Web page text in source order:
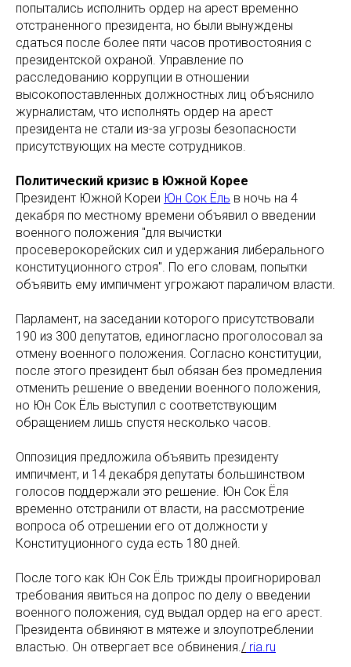
попытались исполнить ордер на арест временно
отстраненного президента, но были вынуждены
сдаться после более пяти часов противостояния с
президентской охраной. Управление по
расследованию коррупции в отношении
высокопоставленных должностных лиц объяснило
журналистам, что исполнять ордер на арест
президента не стали из-за угрозы безопасности
присутствующих на месте сотрудников.
Политический кризис в Южной Корее
Президент Южной Кореи Юн Сок Ёль в ночь на 4
декабря по местному времени объявил о введении
военного положения "для вычистки
просеверокорейских сил и удержания либерального
конституционного строя". По его словам, попытки
объявить ему импичмент угрожают параличом власти.
Парламент, на заседании которого присутствовали
190 из 300 депутатов, единогласно проголосовал за
отмену военного положения. Согласно конституции,
после этого президент был обязан без промедления
отменить решение о введении военного положения,
но Юн Сок Ёль выступил с соответствующим
обращением лишь спустя несколько часов.
Оппозиция предложила объявить президенту
импичмент, и 14 декабря депутаты большинством
голосов поддержали это решение. Юн Сок Ёля
временно отстранили от власти, на рассмотрение
вопроса об отрешении его от должности у
Конституционного суда есть 180 дней.
После того как Юн Сок Ёль трижды проигнорировал
требования явиться на допрос по делу о введении
военного положения, суд выдал ордер на его арест.
Президента обвиняют в мятеже и злоупотреблении
властью. Он отвергает все обвинения./ ria.ru